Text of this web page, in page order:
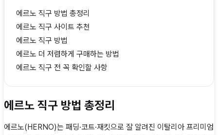
에르노 직구 방법 총정리
에르노 직구 사이트 추천
에르노 직구 방법
에르노 더 저렴하게 구매하는 방법
에르노 직구 전 꼭 확인할 사항
에르노 직구 방법 총정리
에르노(HERNO)는 패딩·코트·재킷으로 잘 알려진 이탈리아 프리미엄